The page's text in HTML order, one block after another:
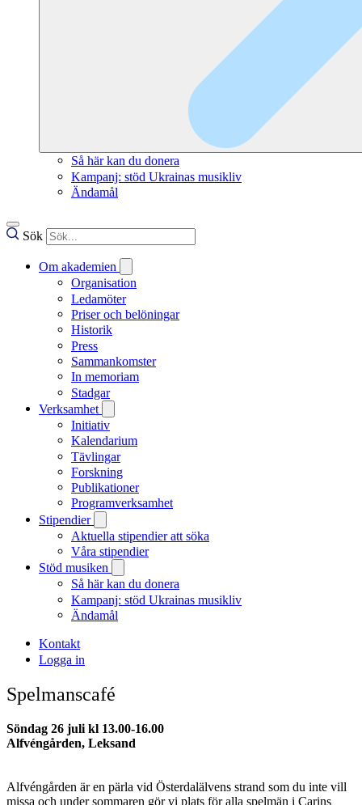
Så här kan du donera
Kampanj: stöd Ukrainas musikliv
Ändamål
Sök
Om akademien
Organisation
Ledamöter
Priser och belöningar
Historik
Press
Sammankomster
In memoriam
Stadgar
Verksamhet
Initiativ
Kalendarium
Tävlingar
Forskning
Publikationer
Programverksamhet
Stipendier
Aktuella stipendier att söka
Våra stipendier
Stöd musiken
Så här kan du donera
Kampanj: stöd Ukrainas musikliv
Ändamål
Kontakt
Logga in
Spelmanscafé
Söndag 26 juli kl 13.00-16.00
Alfvéngården, Leksand
Alfvéngården är en pärla vid Österdalälvens strand som du inte vill
missa och under sommaren gör vi plats för alla spelmän i Carins